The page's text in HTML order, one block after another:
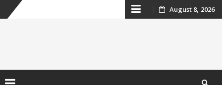
Skip August 8, 2026
lịch Campuchia